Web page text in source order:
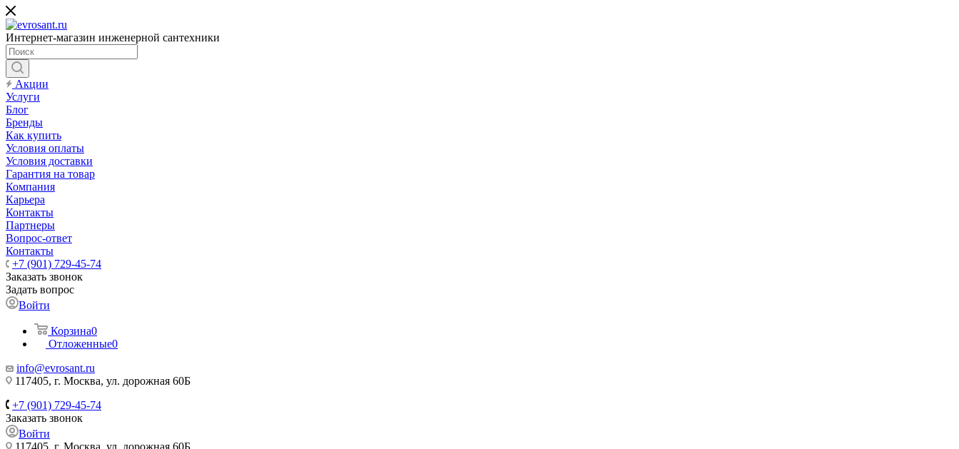
Интернет-магазин инженерной сантехники
Акции
Услуги
Блог
Бренды
Как купить
Условия оплаты
Условия доставки
Гарантия на товар
Компания
Карьера
Контакты
Партнеры
Вопрос-ответ
Контакты
+7 (901) 729-45-74
Заказать звонок
Задать вопрос
Войти
Корзина0
Отложенные0
info@evrosant.ru
117405, г. Москва, ул. дорожная 60Б
+7 (901) 729-45-74
Заказать звонок
Войти
117405, г. Москва, ул. дорожная 60Б